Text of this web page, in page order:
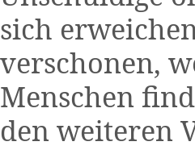
sich
verschonen,
Menschen
den weiteren